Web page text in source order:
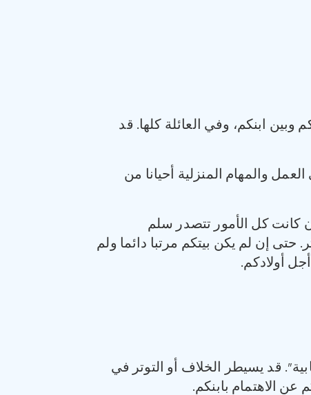
ابنكم، وفي العائلة كلها. قد
والمهام المنزلية أحيانا من
كانت كل الأمور تتصدر سلم
حتى إن لم يكن بيتكم مرتبا دائما ولم
أولادكم.
قد يسيطر الخلاف أو التوتر في
عن الاهتمام بابنكم.